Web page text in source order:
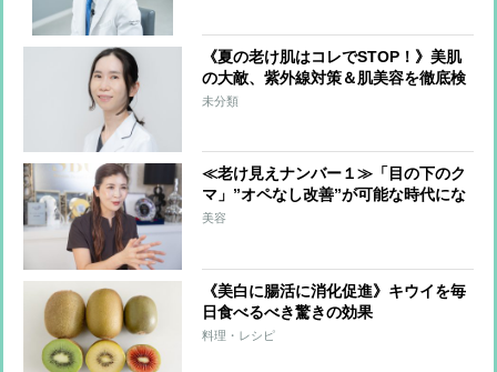
《夏の老け肌はコレでSTOP！》美肌
の大敵、紫外線対策＆肌美容を徹底検
証
未分類
≪老け見えナンバー１≫「目の下のク
マ」”オペなし改善”が可能な時代にな
っていた！
美容
《美白に腸活に消化促進》キウイを毎
日食べるべき驚きの効果
料理・レシピ